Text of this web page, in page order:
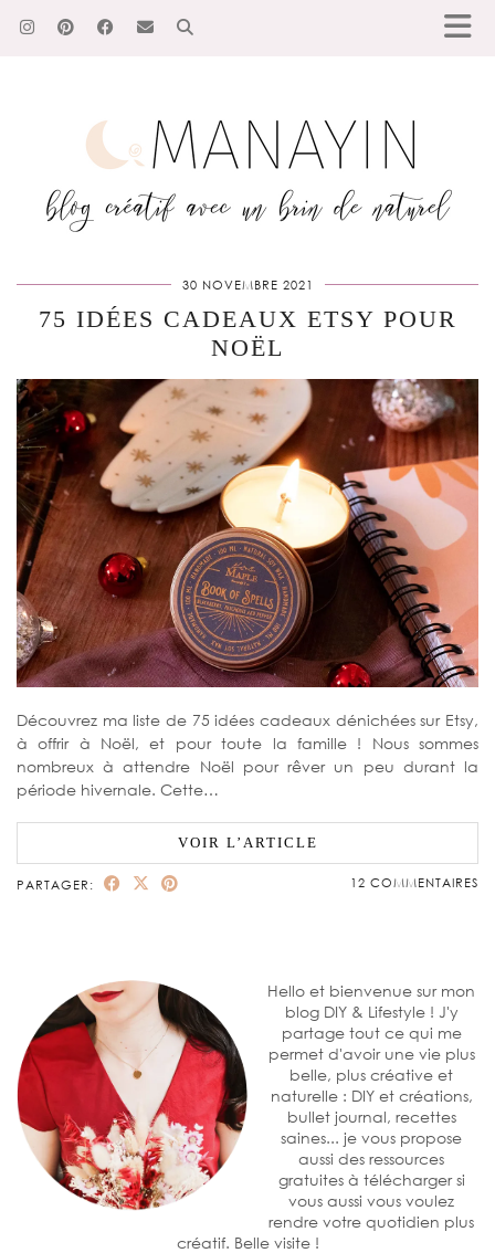
30 NOVEMBRE 2021
75 IDÉES CADEAUX ETSY POUR
NOËL
Découvrez ma liste de 75 idées cadeaux dénichées sur Etsy,
à offrir à Noël, et pour toute la famille ! Nous sommes
nombreux à attendre Noël pour rêver un peu durant la
période hivernale. Cette…
VOIR L’ARTICLE
PARTAGER: 12 COMMENTAIRES
Hello et bienvenue sur mon
blog DIY & Lifestyle ! J'y
partage tout ce qui me
permet d'avoir une vie plus
belle, plus créative et
naturelle : DIY et créations,
bullet journal, recettes
saines... je vous propose
aussi des ressources
gratuites à télécharger si
vous aussi vous voulez
rendre votre quotidien plus
créatif. Belle visite !